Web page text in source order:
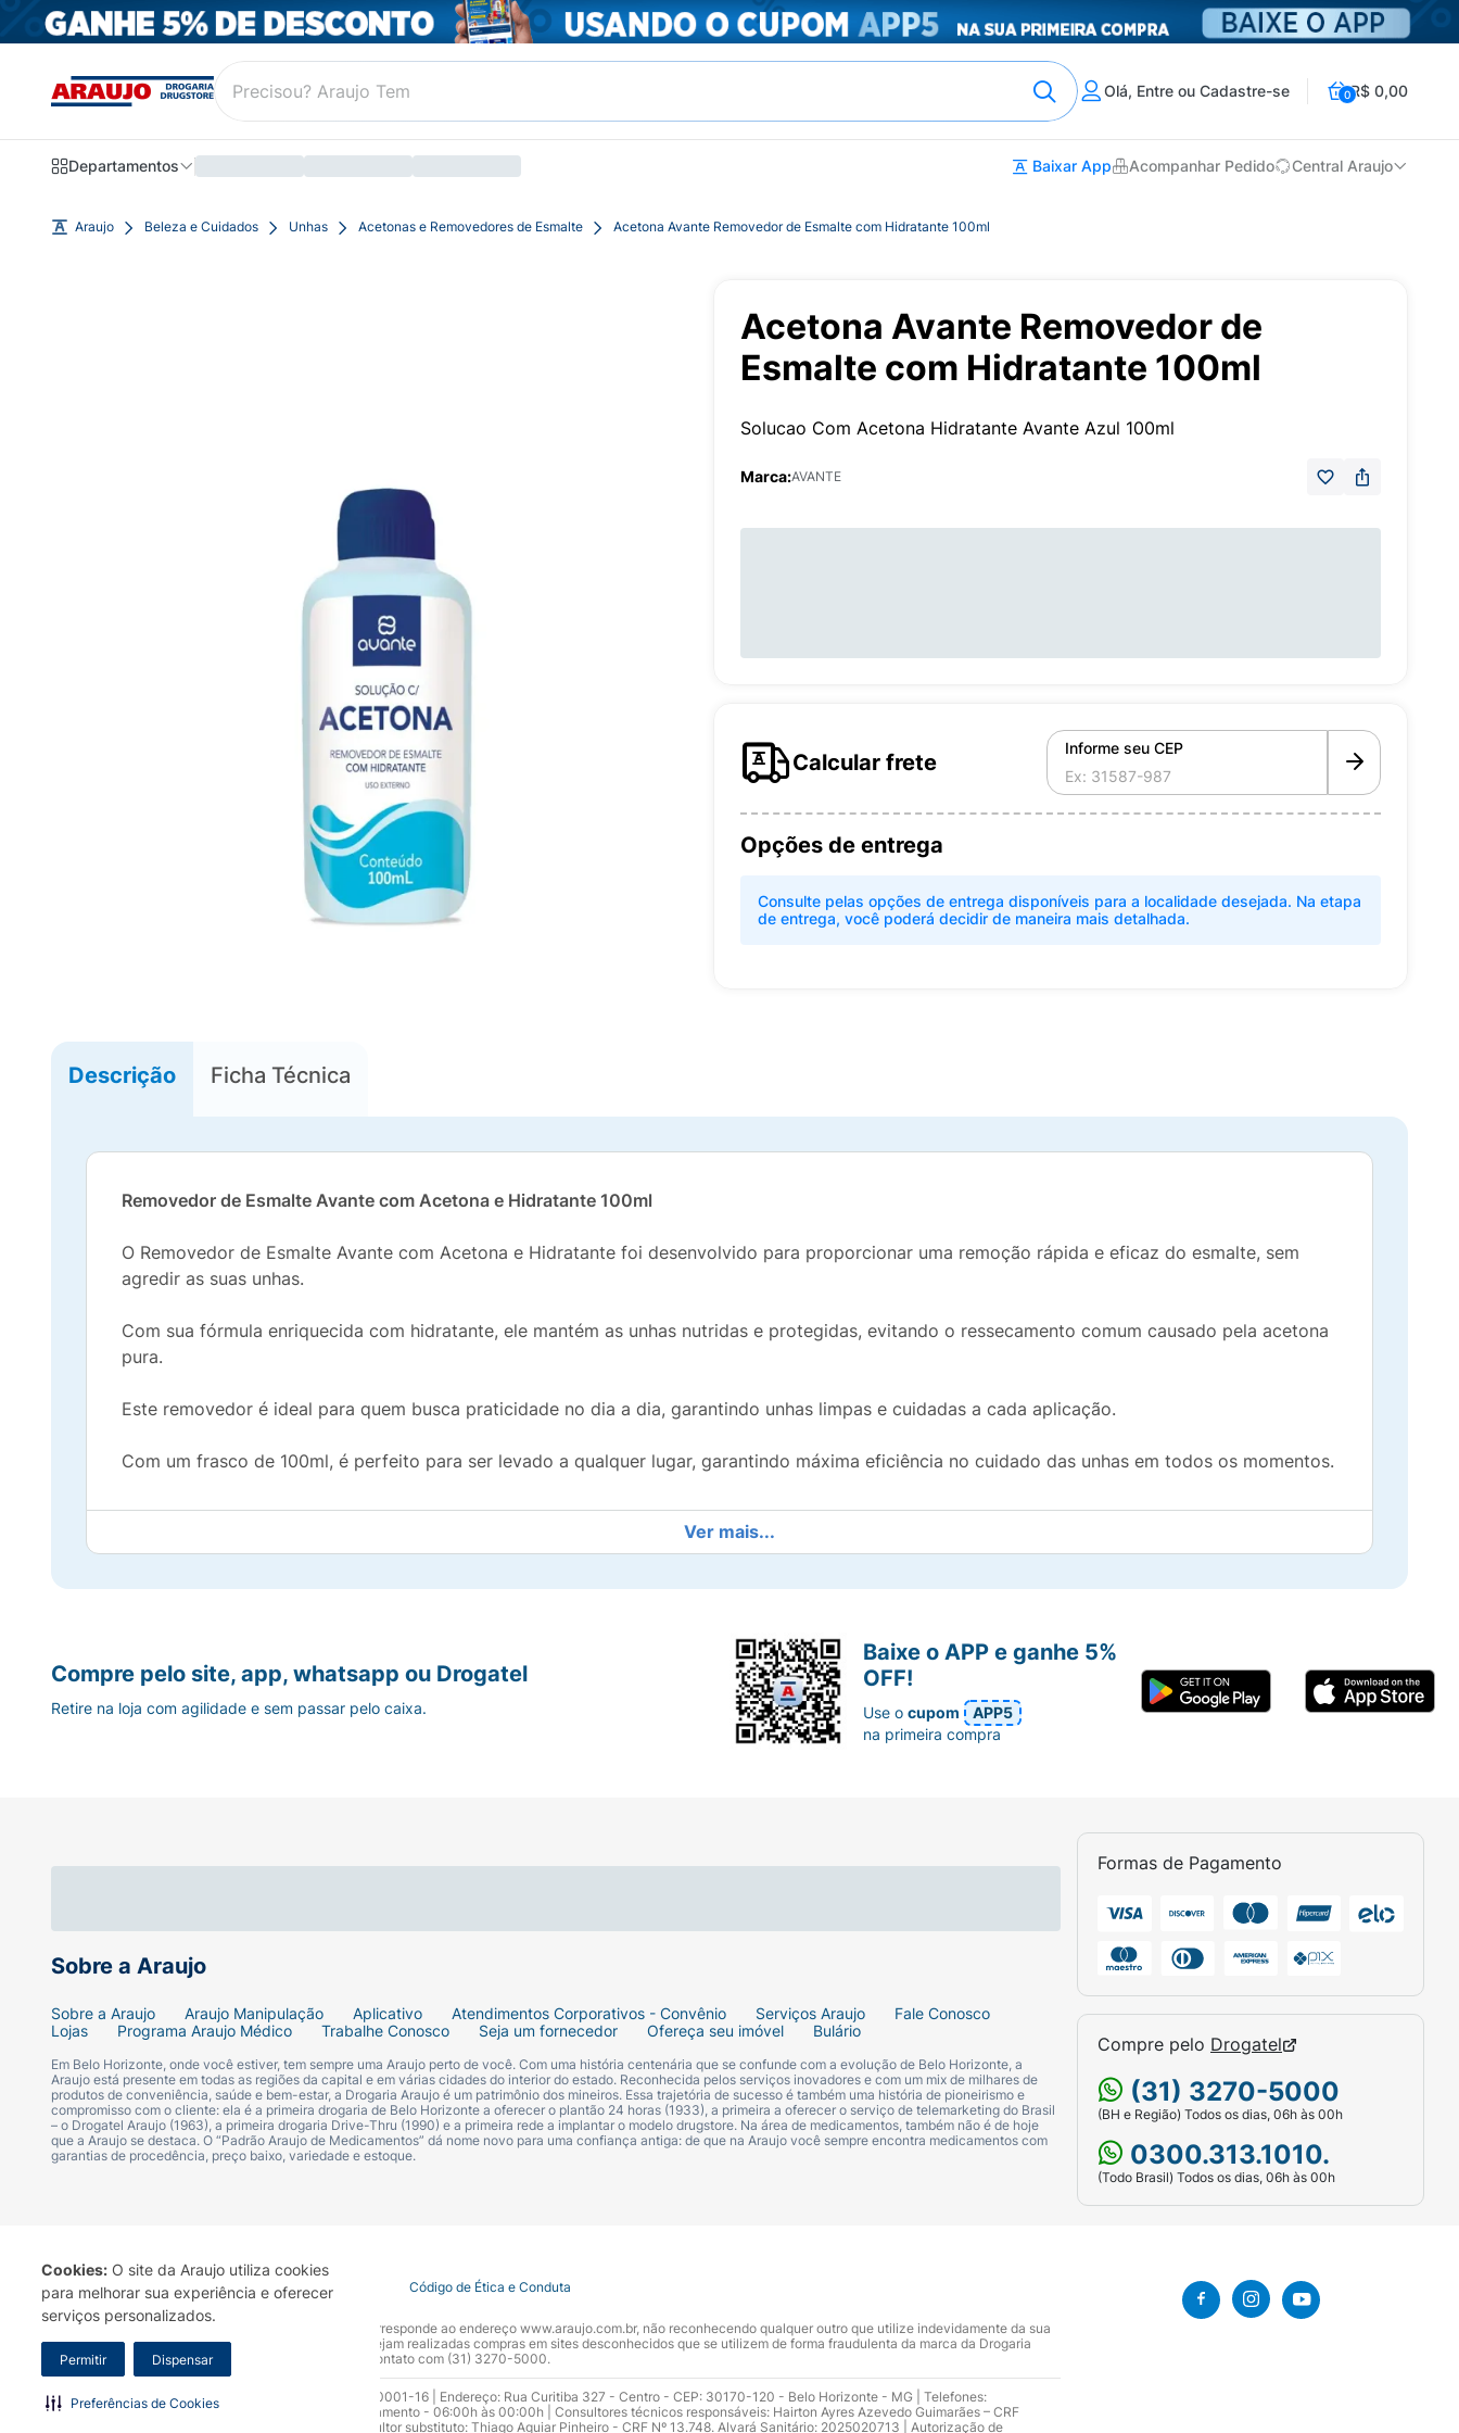
Cookies: O site da Araujo utiliza cookies
para melhorar sua experiência e oferecer
serviços personalizados.
Permitir Dispensar
Preferências de Cookies
Olá, Entre ou Cadastre-se 0R$ 0,00
Departamentos Baixar App Acompanhar Pedido Central Araujo
Araujo Beleza e Cuidados Unhas Acetonas e Removedores de Esmalte Acetona Avante Removedor de Esmalte com Hidratante 100ml
Acetona Avante Removedor de
Esmalte com Hidratante 100ml
Solucao Com Acetona Hidratante Avante Azul 100ml
Marca:AVANTE
Calcular frete
Informe seu CEP
Opções de entrega
Consulte pelas opções de entrega disponíveis para a localidade desejada. Na etapa
de entrega, você poderá decidir de maneira mais detalhada.
Descrição Ficha Técnica
Removedor de Esmalte Avante com Acetona e Hidratante 100ml
O Removedor de Esmalte Avante com Acetona e Hidratante foi desenvolvido para proporcionar uma remoção rápida e eficaz do esmalte, sem
agredir as suas unhas.
Com sua fórmula enriquecida com hidratante, ele mantém as unhas nutridas e protegidas, evitando o ressecamento comum causado pela acetona
pura.
Este removedor é ideal para quem busca praticidade no dia a dia, garantindo unhas limpas e cuidadas a cada aplicação.
Com um frasco de 100ml, é perfeito para ser levado a qualquer lugar, garantindo máxima eficiência no cuidado das unhas em todos os momentos.
Ver mais...
Sobre a Araujo
Sobre a Araujo Araujo Manipulação Aplicativo Atendimentos Corporativos - Convênio Serviços Araujo
Fale Conosco
Lojas
Programa Araujo Médico Trabalhe Conosco Seja um fornecedor Ofereça seu imóvel Bulário
Em Belo Horizonte, onde você estiver, tem sempre uma Araujo perto de você. Com uma história centenária que se confunde com a evolução de Belo Horizonte, a
Araujo está presente em todas as regiões da capital e em várias cidades do interior do estado. Reconhecida pelos serviços inovadores e com um mix de milhares de
produtos de conveniência, saúde e bem-estar, a Drogaria Araujo é um patrimônio dos mineiros. Essa trajetória de sucesso é também uma história de pioneirismo e
compromisso com o cliente: ela é a primeira drogaria de Belo Horizonte a oferecer o plantão 24 horas (1933), a primeira a oferecer o serviço de telemarketing do Brasil
– o Drogatel Araujo (1963), a primeira drogaria Drive-Thru (1990) e a primeira rede a implantar o modelo drugstore. Na área de medicamentos, também não é de hoje
que a Araujo se destaca. O “Padrão Araujo de Medicamentos” dá nome novo para uma confiança antiga: de que na Araujo você sempre encontra medicamentos com
garantias de procedência, preço baixo, variedade e estoque.
Formas de Pagamento
Compre pelo Drogatel
(31) 3270-5000
(BH e Região) Todos os dias, 06h às 00h
0300.313.1010.
(Todo Brasil) Todos os dias, 06h às 00h
Compre pelo site, app, whatsapp ou Drogatel
Retire na loja com agilidade e sem passar pelo caixa.
Baixe o APP e ganhe 5%
OFF!
Use ocupom
APP5
na primeira compra
Termo de Uso Portal da Privacidade Covid-19 Código de Ética e Conduta
A Drogaria Araujo S/A informa que o seu site oficial corresponde ao endereço www.araujo.com.br, não reconhecendo qualquer outro que utilize indevidamente da sua
marca. Para sua segurança recomendamos que não sejam realizadas compras em sites desconhecidos que se utilizem de forma fraudulenta da marca da Drogaria
Araujo S.A. Em caso de dúvidas, gentileza entrar em contato com (31) 3270-5000.
Razão Social: Drogaria Araujo S.A | CNPJ: 17.256.512.0001-16 | Endereço: Rua Curitiba 327 - Centro - CEP: 30170-120 - Belo Horizonte - MG | Telefones:
0300.313.1010 e (31) 3270-5000 Horário de funcionamento - 06:00h às 00:00h | Consultores técnicos responsáveis: Hairton Ayres Azevedo Guimarães – CRF
10.965 | Yasmin Silva Alvarenga – CRF 52.584 - Consultor substituto: Thiago Aguiar Pinheiro - CRF Nº 13.748. Alvará Sanitário: 2025020713 | Autorização de